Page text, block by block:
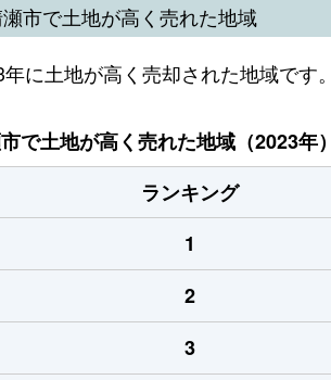
市で土地が高く売れた地域
に土地が高く売却された地域です。
で土地が高く売れた地域（2023年）
ランキング
1
2
3